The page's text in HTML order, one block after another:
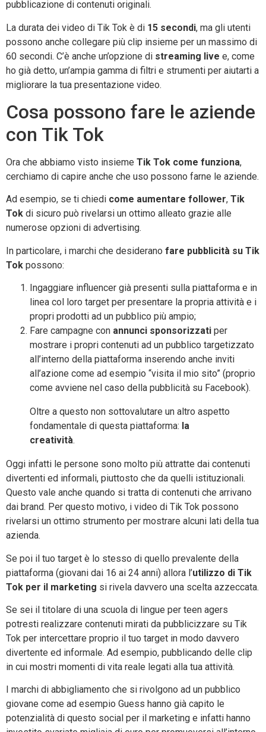
pubblicazione di contenuti originali.
La durata dei video di Tik Tok è di 15 secondi, ma gli utenti
possono anche collegare più clip insieme per un massimo di
60 secondi. C’è anche un’opzione di streaming live e, come
ho già detto, un’ampia gamma di filtri e strumenti per aiutarti a
migliorare la tua presentazione video.
Cosa possono fare le aziende
con Tik Tok
Ora che abbiamo visto insieme Tik Tok come funziona,
cerchiamo di capire anche che uso possono farne le aziende.
Ad esempio, se ti chiedi come aumentare follower, Tik
Tok di sicuro può rivelarsi un ottimo alleato grazie alle
numerose opzioni di advertising.
In particolare, i marchi che desiderano fare pubblicità su Tik
Tok possono:
Ingaggiare influencer già presenti sulla piattaforma e in
linea col loro target per presentare la propria attività e i
propri prodotti ad un pubblico più ampio;
Fare campagne con annunci sponsorizzati per
mostrare i propri contenuti ad un pubblico targetizzato
all’interno della piattaforma inserendo anche inviti
all’azione come ad esempio “visita il mio sito” (proprio
come avviene nel caso della pubblicità su Facebook).
Oltre a questo non sottovalutare un altro aspetto
fondamentale di questa piattaforma: la
creatività.
Oggi infatti le persone sono molto più attratte dai contenuti
divertenti ed informali, piuttosto che da quelli istituzionali.
Questo vale anche quando si tratta di contenuti che arrivano
dai brand. Per questo motivo, i video di Tik Tok possono
rivelarsi un ottimo strumento per mostrare alcuni lati della tua
azienda.
Se poi il tuo target è lo stesso di quello prevalente della
piattaforma (giovani dai 16 ai 24 anni) allora l’utilizzo di Tik
Tok per il marketing si rivela davvero una scelta azzeccata.
Se sei il titolare di una scuola di lingue per teen agers
potresti realizzare contenuti mirati da pubblicizzare su Tik
Tok per intercettare proprio il tuo target in modo davvero
divertente ed informale. Ad esempio, pubblicando delle clip
in cui mostri momenti di vita reale legati alla tua attività.
I marchi di abbigliamento che si rivolgono ad un pubblico
giovane come ad esempio Guess hanno già capito le
potenzialità di questo social per il marketing e infatti hanno